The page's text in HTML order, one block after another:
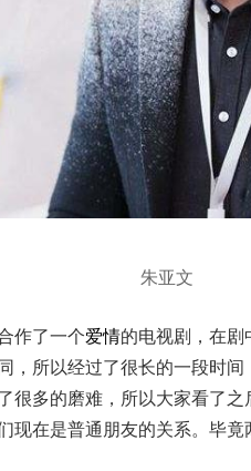
朱亚文
作了一个爱情的电视剧，在剧
，所以经过了很长的一段时
很多的磨难，所以大家看了
现在是普通朋友的关系。毕竟